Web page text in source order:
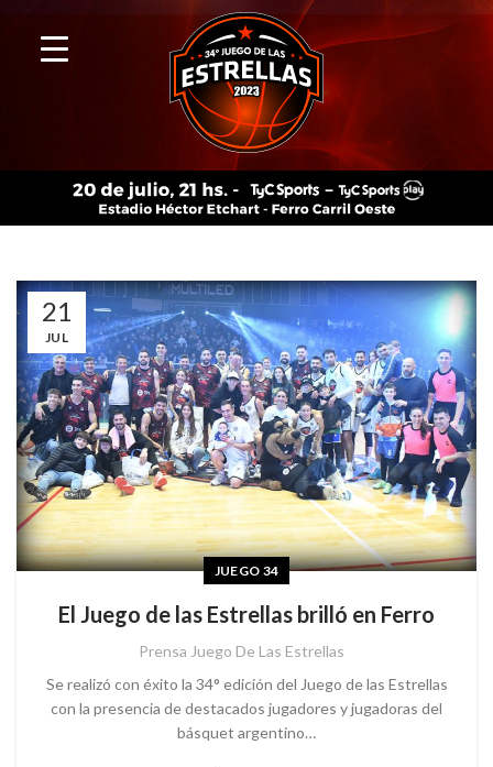
21
JUL
JUEGO 34
El Juego de las Estrellas brilló en Ferro
Prensa Juego De Las Estrellas
Se realizó con éxito la 34° edición del Juego de las Estrellas
con la presencia de destacados jugadores y jugadoras del
básquet argentino…